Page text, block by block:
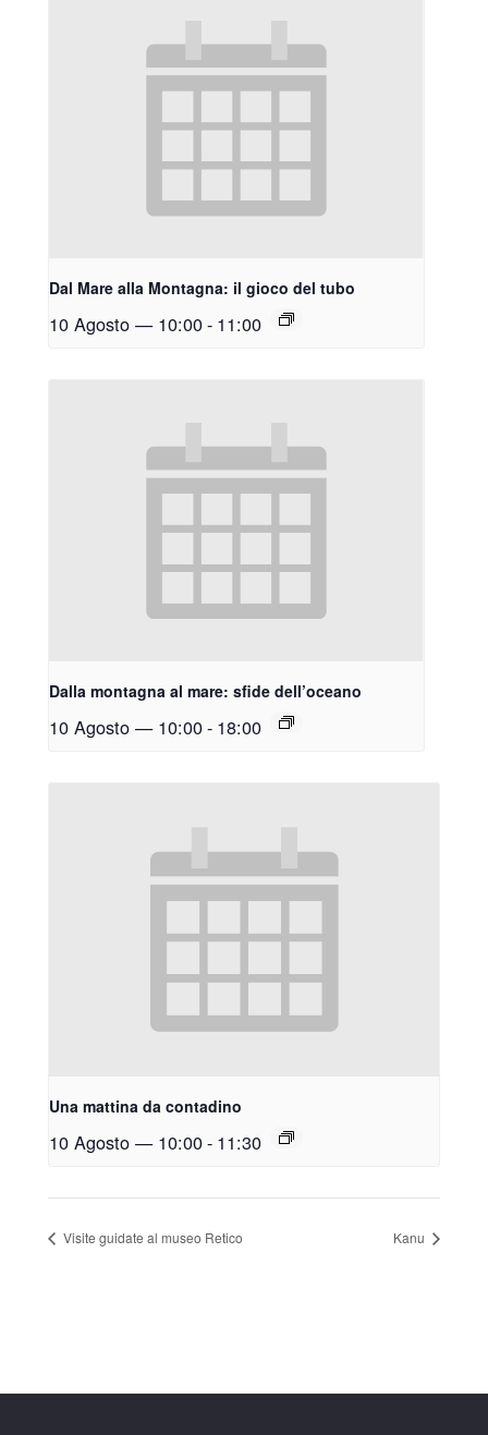
Dal Mare alla Montagna: il gioco del tubo
10 Agosto — 10:00- 11:00
Dalla montagna al mare: sfide dell’oceano
10 Agosto — 10:00- 18:00
Una mattina da contadino
10 Agosto — 10:00- 11:30
Visite guidate al museo Retico Kanu